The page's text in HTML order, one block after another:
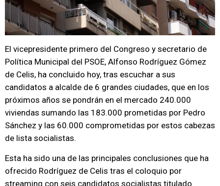
El vicepresidente primero del Congreso y secretario de
Política Municipal del PSOE, Alfonso Rodríguez Gómez
de Celis, ha concluido hoy, tras escuchar a sus
candidatos a alcalde de 6 grandes ciudades, que en los
próximos años se pondrán en el mercado 240.000
viviendas sumando las 183.000 prometidas por Pedro
Sánchez y las 60.000 comprometidas por estos cabezas
de lista socialistas.
Esta ha sido una de las principales conclusiones que ha
ofrecido Rodríguez de Celis tras el coloquio por
streaming con seis candidatos socialistas titulado